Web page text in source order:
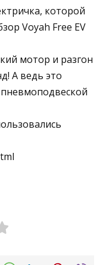
которой
Voyah Free EV
мотор и разгон
А ведь это